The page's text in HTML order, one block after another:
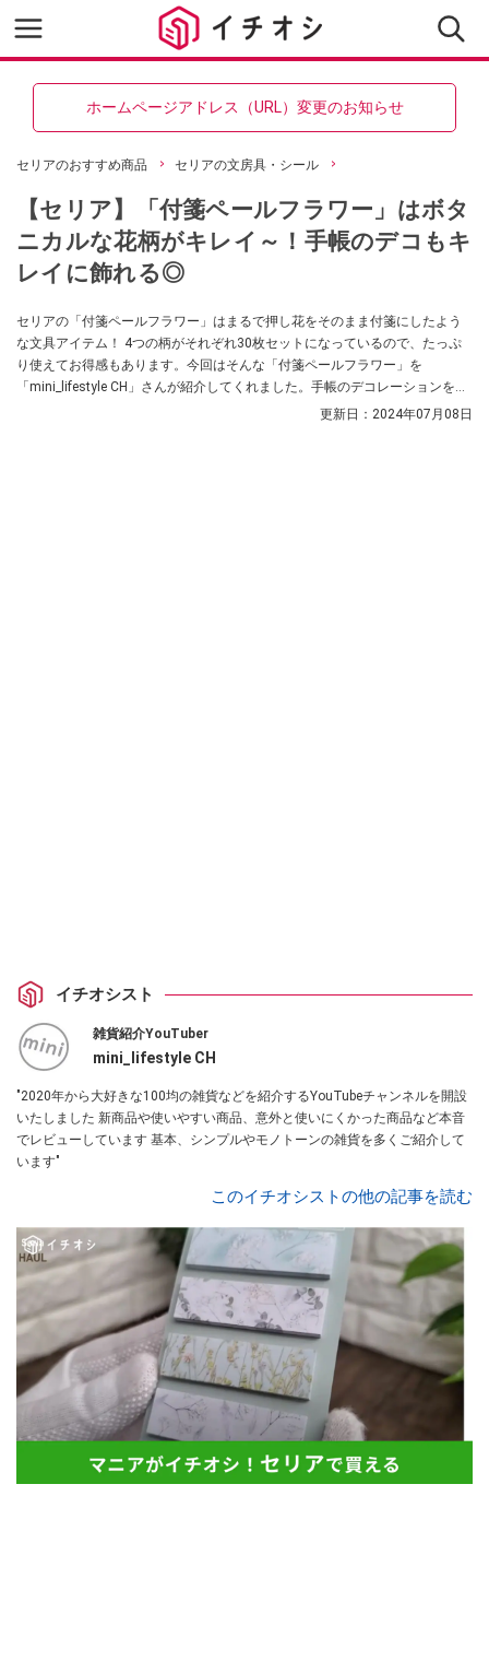
ホームページアドレス（URL）変更のお知らせ
セリアのおすすめ商品 セリアの文房具・シール
【セリア】「付箋ペールフラワー」はボタ
ニカルな花柄がキレイ～！手帳のデコもキ
レイに飾れる◎
セリアの「付箋ペールフラワー」はまるで押し花をそのまま付箋にしたよう
な文具アイテム！ 4つの柄がそれぞれ30枚セットになっているので、たっぷ
り使えてお得感もあります。今回はそんな「付箋ペールフラワー」を
「mini_lifestyle CH」さんが紹介してくれました。手帳のデコレーションをし
ている方や、付箋をよく使う方はぜひ参考にしてみてくださいね。
更新日： 2024年07月08日
イチオシスト
雑貨紹介YouTuber
mini_lifestyle CH
"2020年から大好きな100均の雑貨などを紹介するYouTubeチャンネルを開設
いたしました 新商品や使いやすい商品、意外と使いにくかった商品など本音
でレビューしています 基本、シンプルやモノトーンの雑貨を多くご紹介して
います"
このイチオシストの他の記事を読む